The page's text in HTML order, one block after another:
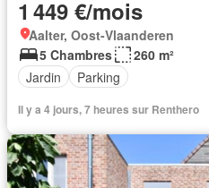
1 449 €/mois
Aalter, Oost-Vlaanderen
5 Chambres
260 m²
Jardin
Parking
Il y a 4 jours, 7 heures sur Renthero